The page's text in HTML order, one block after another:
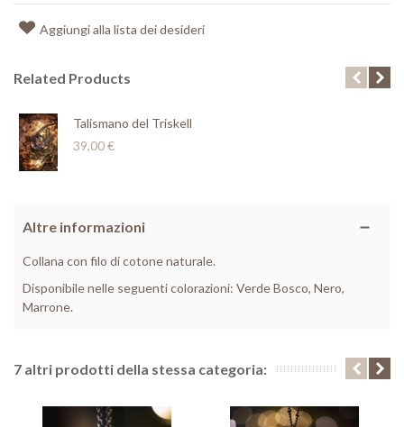
Aggiungi alla lista dei desideri
Related Products
Talismano del Triskell
39,00 €
Altre informazioni
Collana con filo di cotone naturale.
Disponibile nelle seguenti colorazioni: Verde Bosco, Nero,
Marrone.
7 altri prodotti della stessa categoria: